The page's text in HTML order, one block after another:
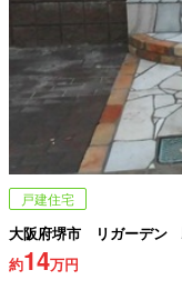
戸建住宅
大阪府堺市 リガーデン
約14万円